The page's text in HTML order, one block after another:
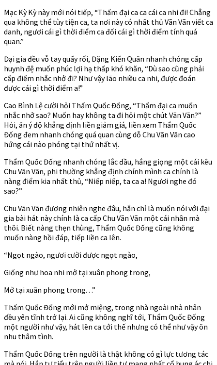
Mạc Kỳ Kỳ này mới nói tiếp, “Thẩm đại ca ca cái ca nhi đi! Chẳng
qua không thể tùy tiện ca, ta nơi này có nhất thủ Vãn Vãn viết ca
danh, ngươi cái gì thời điểm ca đối cái gì thời điểm tính quá
quan.”
Đại gia đều vỗ tay quấy rối, Đặng Kiến Quân nhanh chóng cấp
huynh đệ muốn phúc lợi hạ thấp khó khăn, “Dù sao cũng phải
cấp điểm nhắc nhở đi? Như vậy lão nhiều ca nhi, được đoán
được cái gì thời điểm a!”
Cao Bình Lệ cười hỏi Thẩm Quốc Đống, “Thẩm đại ca muốn
nhắc nhở sao? Muốn hay không ta đi hỏi một chút Vãn Vãn?”
Hỏi, ăn ý độ khẳng định liền giảm giá, liền xem Thẩm Quốc
Đống đem nhanh chóng quá quan cùng dỗ Chu Vãn Vãn cao
hứng cái nào phóng tại thứ nhất vị.
Thẩm Quốc Đống nhanh chóng lắc đầu, hắng giọng một cái kêu
Chu Vãn Vãn, phi thường khẳng định chính mình ca chính là
nàng điểm kia nhất thủ, “Niếp niếp, ta ca a! Ngươi nghe đó
sao?”
Chu Vãn Vãn đương nhiên nghe đâu, hắn chỉ là muốn nói với đại
gia bài hát này chính là ca cấp Chu Vãn Vãn một cái nhân mà
thôi. Biết nàng thẹn thùng, Thẩm Quốc Đống cũng không
muốn nàng hồi đáp, tiếp liền ca lên.
“Ngọt ngào, ngươi cười được ngọt ngào,
Giống như hoa nhi mở tại xuân phong trong,
Mở tại xuân phong trong. . .”
Thẩm Quốc Đống mới mở miệng, trong nhà ngoài nhà nhân
đều yên tĩnh trở lại. Ai cũng không nghĩ tới, Thẩm Quốc Đống
một người như vậy, hát lên ca tới thế nhưng có thể như vậy ôn
nhu thâm tình.
Thẩm Quốc Đống trên người là thật không có gì lực tương tác